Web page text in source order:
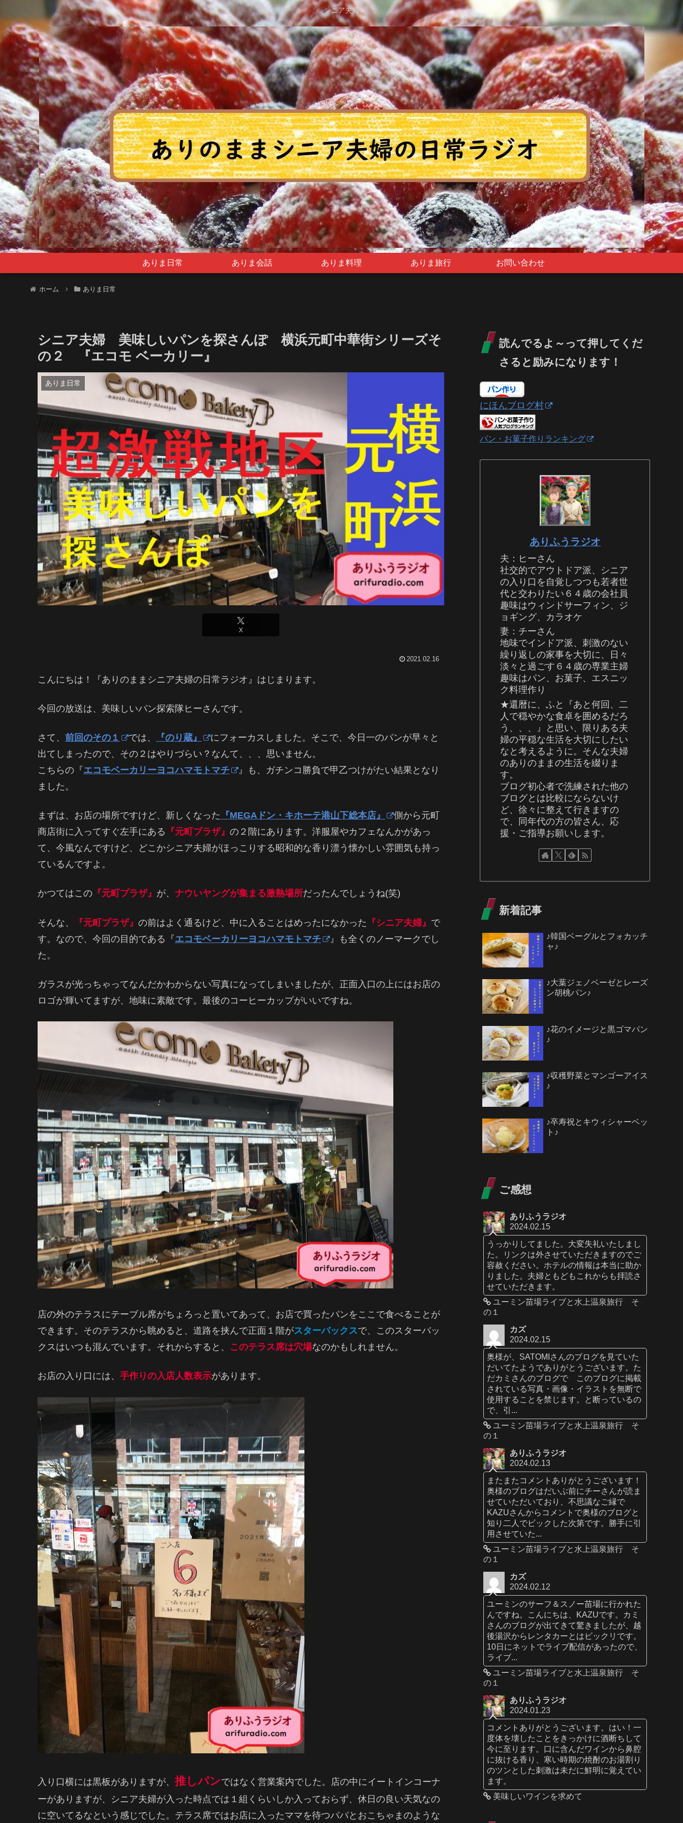
シニア夫婦
ありま日常 ありま会話 ありま料理 ありま旅行 お問い合わせ
ホーム ありま日常
シニア夫婦 美味しいパンを探さんぽ 横浜元町中華街シリーズそ
の２ 『エコモ ベーカリー』
ありま日常
X
2021.02.16
こんにちは！『ありのままシニア夫婦の日常ラジオ』はじまります。
今回の放送は、美味しいパン探索隊ヒーさんです。
さて、 前回のその１ では、 『のり蔵』
にフォーカスしました。そこで、今日一のパンが早々と
出てしまったので、その２はやりづらい？なんて、、、思いません。
こちらの『エコモベーカリーヨコハマモトマチ
』も、ガチンコ勝負で甲乙つけがたい結果となり
ました。
まずは、お店の場所ですけど、新しくなった 『MEGAドン・キホーテ港山下総本店』
側から元町
商店街に入ってすぐ左手にある 『元町プラザ』 の２階にあります。洋服屋やカフェなんかがあっ
て、今風なんですけど、どこかシニア夫婦がほっこりする昭和的な香り漂う懐かしい雰囲気も持っ
ているんですよ。
かつてはこの 『元町プラザ』 が、 ナウいヤングが集まる激熱場所だったんでしょうね(笑)
そんな、 『元町プラザ』 の前はよく通るけど、中に入ることはめったになかった 『シニア夫婦』 で
す。なので、今回の目的である『エコモベーカリーヨコハマモトマチ
』も全くのノーマークでし
た。
ガラスが光っちゃってなんだかわからない写真になってしまいましたが、正面入口の上にはお店の
ロゴが輝いてますが、地味に素敵です。最後のコーヒーカップがいいですね。
店の外のテラスにテーブル席がちょろっと置いてあって、お店で買ったパンをここで食べることが
できます。そのテラスから眺めると、道路を挟んで正面１階がスターバックスで、このスターバッ
クスはいつも混んでいます。それからすると、 このテラス席は穴場なのかもしれません。
お店の入り口には、 手作りの入店人数表示があります。
入り口横には黒板がありますが、 推しパンではなく営業案内でした。店の中にイートインコーナ
ーがありますが、シニア夫婦が入った時点では１組くらいしか入っておらず、休日の良い天気なの
に空いてるなという感じでした。テラス席ではお店に入ったママを待つパパとおこちゃまのような
読んでるよ～って押してくだ
さると励みになります！
にほんブログ村
パン・お菓子作りランキング
ありふうラジオ
夫：ヒーさん
社交的でアウトドア派、シニア
の入り口を自覚しつつも若者世
代と交わりたい６４歳の会社員
趣味はウィンドサーフィン、ジ
ョギング、カラオケ
妻：チーさん
地味でインドア派、刺激のない
繰り返しの家事を大切に、日々
淡々と過ごす６４歳の専業主婦
趣味はパン、お菓子、エスニッ
ク料理作り
★還暦に、ふと『あと何回、二
人で穏やかな食卓を囲めるだろ
う、、、』と思い、限りある夫
婦の平穏な生活を大切にしたい
なと考えるように。そんな夫婦
のありのままの生活を綴りま
す。
ブログ初心者で洗練された他の
ブログとは比較にならないけ
ど、徐々に整えて行きますの
で、同年代の方の皆さん、応
援・ご指導お願いします。
新着記事
♪韓国ベーグルとフォカッチ
ャ♪
♪大葉ジェノベーゼとレーズ
ン胡桃パン♪
♪花のイメージと黒ゴマパン
♪
♪収穫野菜とマンゴーアイス
♪
♪卒寿祝とキウィシャーベッ
ト♪
ご感想
ありふうラジオ
2024.02.15
うっかりしてました。大変失礼いたしまし
た。リンクは外させていただきますのでご
容赦ください。ホテルの情報は本当に助か
りました。夫婦ともどもこれからも拝読さ
せていただきます。
ユーミン苗場ライブと水上温泉旅行 そ
の１
カズ
2024.02.15
奥様が、SATOMIさんのブログを見ていた
だいてたようでありがとうございます。た
だカミさんのブログで このブログに掲載
されている写真・画像・イラストを無断で
使用することを禁じます。と断っているの
で、引...
ユーミン苗場ライブと水上温泉旅行 そ
の１
ありふうラジオ
2024.02.13
またまたコメントありがとうございます！
奥様のブログはだいぶ前にチーさんが読ま
せていただいており、不思議なご縁で
KAZUさんからコメントで奥様のブログと
知り二人でビックした次第です。勝手に引
用させていた...
ユーミン苗場ライブと水上温泉旅行 そ
の１
カズ
2024.02.12
ユーミンのサーフ＆スノー苗場に行かれた
んですね。こんにちは、KAZUです。カミ
さんのブログが出てきて驚きましたが、越
後湯沢からレンタカーとはビックリです。
10日にネットでライブ配信があったので、
ライブ...
ユーミン苗場ライブと水上温泉旅行 そ
の１
ありふうラジオ
2024.01.23
コメントありがとうございます。はい！一
度体を壊したことをきっかけに酒断ちして
今に至ります。口に含んだワインから鼻腔
に抜ける香り、寒い時期の焼酎のお湯割り
のツンとした刺激は未だに鮮明に覚えてい
ます。
美味しいワインを求めて